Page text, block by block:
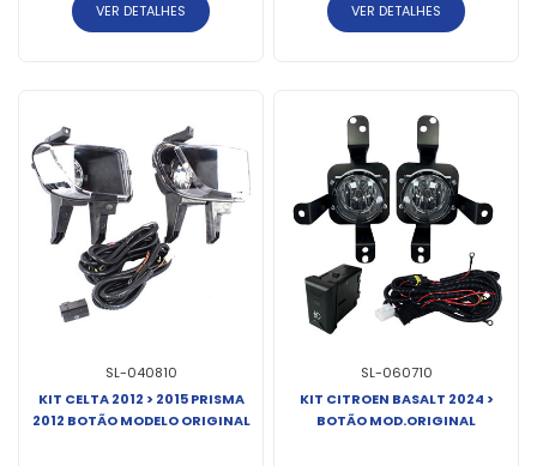
VER DETALHES VER DETALHES
SL-040810
KIT CELTA 2012 > 2015 PRISMA
2012 BOTÃO MODELO ORIGINAL
SL-060710
KIT CITROEN BASALT 2024 >
BOTÃO MOD.ORIGINAL